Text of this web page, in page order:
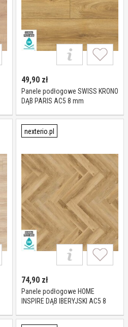
49,90 zł
Panele podłogowe SWISS KRONO
DĄB PARIS AC5 8 mm
nexterio.pl
74,90 zł
Panele podłogowe HOME
INSPIRE DĄB IBERYJSKI AC5 8